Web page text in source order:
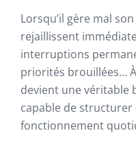
Lorsqu’il gère mal
rejaillissent
interruptions
priorités brouillées…
devient une véritable
capable de structurer
fonctionnement